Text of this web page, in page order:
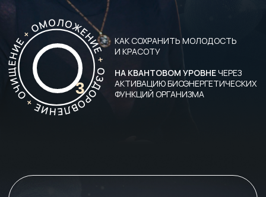
01
Возможности
огрганизма в новом
времени
Как на уровне ДНК запускать
процессы омоложения,
О ЧЁМ ВЫ
УЗНАЕТЕ